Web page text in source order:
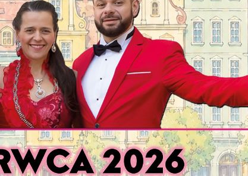
Twoją prywatność. Możesz zmienić ustawienia cookies lub